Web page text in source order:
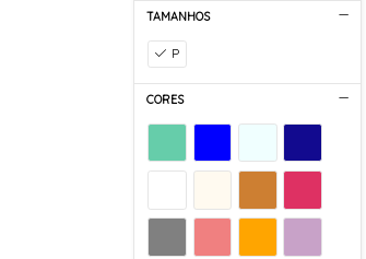
TAMANHOS
P
CORES